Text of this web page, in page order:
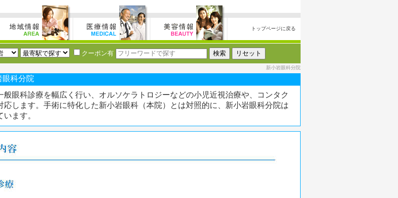
トップページに戻る
クーポン有
新小岩眼科分院
眼科分院
般眼科診療を幅広く行い、オルソケラトロジーなどの小児近視治療や、コンタク
応します。手術に特化した新小岩眼科（本院）とは対照的に、新小岩眼科分院は
ます。